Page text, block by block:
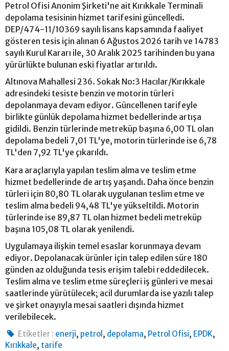
Petrol Ofisi Anonim Şirketi'ne ait Kırıkkale Terminali
depolama tesisinin hizmet tarifesini güncelledi.
DEP/474-11/10369 sayılı lisans kapsamında faaliyet
gösteren tesis için alınan 6 Ağustos 2026 tarih ve 14783
sayılı Kurul Kararı ile, 30 Aralık 2025 tarihinden bu yana
yürürlükte bulunan eski fiyatlar artırıldı.
Altınova Mahallesi 236. Sokak No:3 Hacılar/Kırıkkale
adresindeki tesiste benzin ve motorin türleri
depolanmaya devam ediyor. Güncellenen tarifeyle
birlikte günlük depolama hizmet bedellerinde artışa
gidildi. Benzin türlerinde metreküp başına 6,00 TL olan
depolama bedeli 7,01 TL'ye, motorin türlerinde ise 6,78
TL'den 7,92 TL'ye çıkarıldı.
Kara araçlarıyla yapılan teslim alma ve teslim etme
hizmet bedellerinde de artış yaşandı. Daha önce benzin
türleri için 80,80 TL olarak uygulanan teslim etme ve
teslim alma bedeli 94,48 TL'ye yükseltildi. Motorin
türlerinde ise 89,87 TL olan hizmet bedeli metreküp
başına 105,08 TL olarak yenilendi.
Uygulamaya ilişkin temel esaslar korunmaya devam
ediyor. Depolanacak ürünler için talep edilen süre 180
günden az olduğunda tesis erişim talebi reddedilecek.
Teslim alma ve teslim etme süreçleri iş günleri ve mesai
saatlerinde yürütülecek; acil durumlarda ise yazılı talep
ve şirket onayıyla mesai saatleri dışında hizmet
verilebilecek.
Etiketler : enerji, petrol , depolama, Petrol Ofisi, EPDK,
Kırıkkale, tarife